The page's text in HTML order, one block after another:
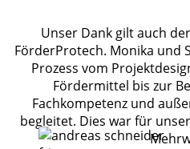
Unser Dank gilt auch
FörderProtech. Monika und
Prozess vom
Fördermittel bis zur
Fachkompetenz und
begleitet. Dies war für